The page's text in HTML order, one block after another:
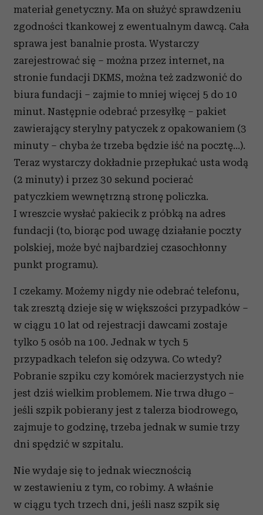
materiał genetyczny. Ma on służyć sprawdzeniu
zgodności tkankowej z ewentualnym dawcą. Cała
sprawa jest banalnie prosta. Wystarczy
zarejestrować się – można przez internet, na
stronie fundacji DKMS, można też zadzwonić do
biura fundacji – zajmie to mniej więcej 5 do 10
minut. Następnie odebrać przesyłkę – pakiet
zawierający sterylny patyczek z opakowaniem (3
minuty – chyba że trzeba będzie iść na pocztę...).
Teraz wystarczy dokładnie przepłukać usta wodą
(2 minuty) i przez 30 sekund pocierać
patyczkiem wewnętrzną stronę policzka.
I wreszcie wysłać pakiecik z próbką na adres
fundacji (to, biorąc pod uwagę działanie poczty
polskiej, może być najbardziej czasochłonny
punkt programu).
I czekamy. Możemy nigdy nie odebrać telefonu,
tak zresztą dzieje się w większości przypadków –
w ciągu 10 lat od rejestracji dawcami zostaje
tylko 5 osób na 100. Jednak w tych 5
przypadkach telefon się odzywa. Co wtedy?
Pobranie szpiku czy komórek macierzystych nie
jest dziś wielkim problemem. Nie trwa długo –
jeśli szpik pobierany jest z talerza biodrowego,
zajmuje to godzinę, trzeba jednak w sumie trzy
dni spędzić w szpitalu.
Nie wydaje się to jednak wiecznością
w zestawieniu z tym, co robimy. A właśnie
w ciągu tych trzech dni, jeśli nasz szpik się